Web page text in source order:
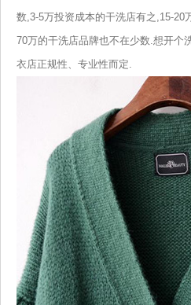
数,3-5万投资成本的干洗店有之,15-20
70万的干洗店品牌也不在少数.想开个
衣店正规性、专业性而定.